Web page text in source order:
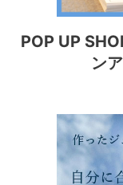
POP UP
ン